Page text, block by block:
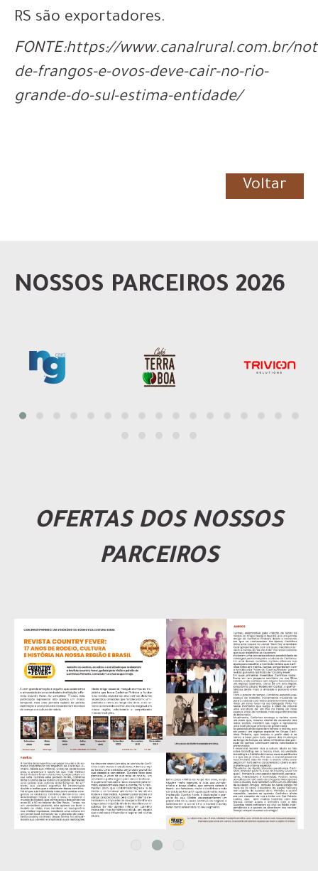
RS são exportadores.
FONTE:https://www.canalrural.com.br/
de-frangos-e-ovos-deve-cair-no-rio-
grande-do-sul-estima-entidade/
Voltar
NOSSOS PARCEIROS 2026
OFERTAS DOS NOSSOS
PARCEIROS